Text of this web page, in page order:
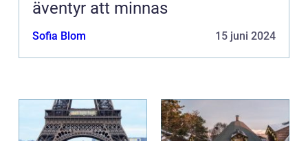
äventyr att minnas
Sofia Blom 15 juni 2024